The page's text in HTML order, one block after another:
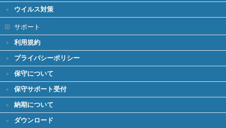
ウイルス対策
サポート
利用規約
プライバシーポリシー
保守について
保守サポート受付
納期について
ダウンロード